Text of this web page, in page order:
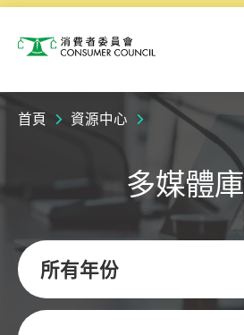
消費者委員會
首頁 資源中心
多媒體庫
所有年份
關鍵字